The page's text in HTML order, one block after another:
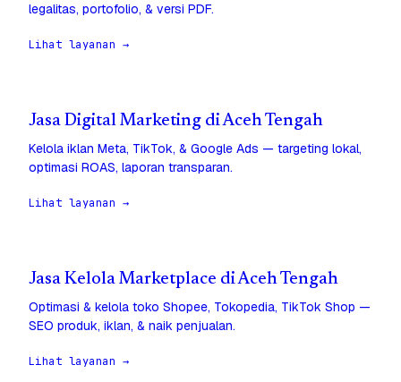
legalitas, portofolio, & versi PDF.
Lihat layanan →
Jasa Digital Marketing di Aceh Tengah
Kelola iklan Meta, TikTok, & Google Ads — targeting lokal,
optimasi ROAS, laporan transparan.
Lihat layanan →
Jasa Kelola Marketplace di Aceh Tengah
Optimasi & kelola toko Shopee, Tokopedia, TikTok Shop —
SEO produk, iklan, & naik penjualan.
Lihat layanan →